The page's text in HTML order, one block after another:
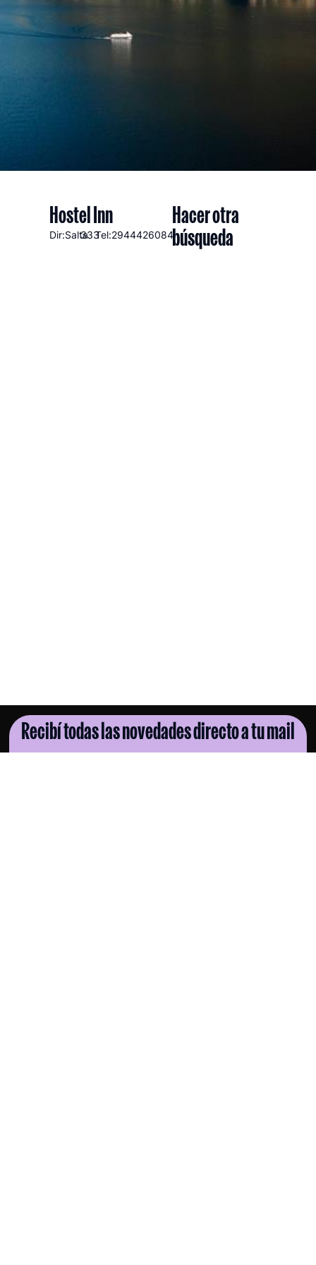
Hostel Inn
Dir:Salta333Tel:2944426084
Hacer otra
búsqueda
Recibí todas las novedades directo a tu mail